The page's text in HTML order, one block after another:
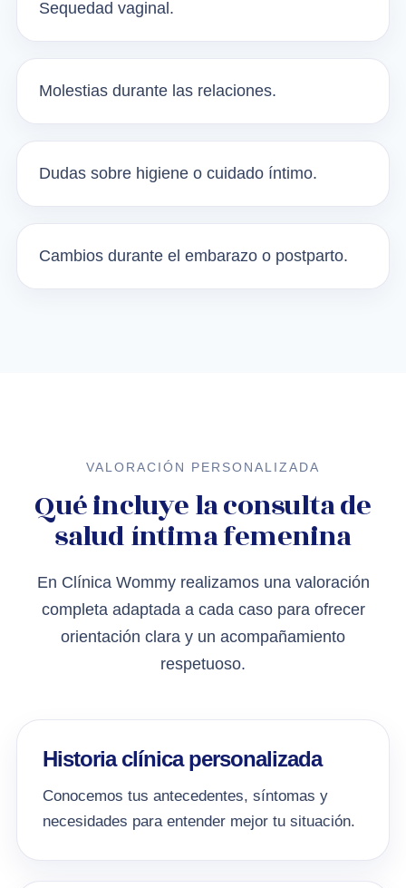
Sequedad vaginal.
Molestias durante las relaciones.
Dudas sobre higiene o cuidado íntimo.
Cambios durante el embarazo o postparto.
VALORACIÓN PERSONALIZADA
Qué incluye la consulta de
salud íntima femenina
En Clínica Wommy realizamos una valoración
completa adaptada a cada caso para ofrecer
orientación clara y un acompañamiento
respetuoso.
Historia clínica personalizada
Conocemos tus antecedentes, síntomas y
necesidades para entender mejor tu situación.